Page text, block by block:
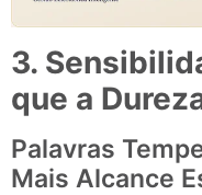
3.
que a
Palavras
Mais Alcance